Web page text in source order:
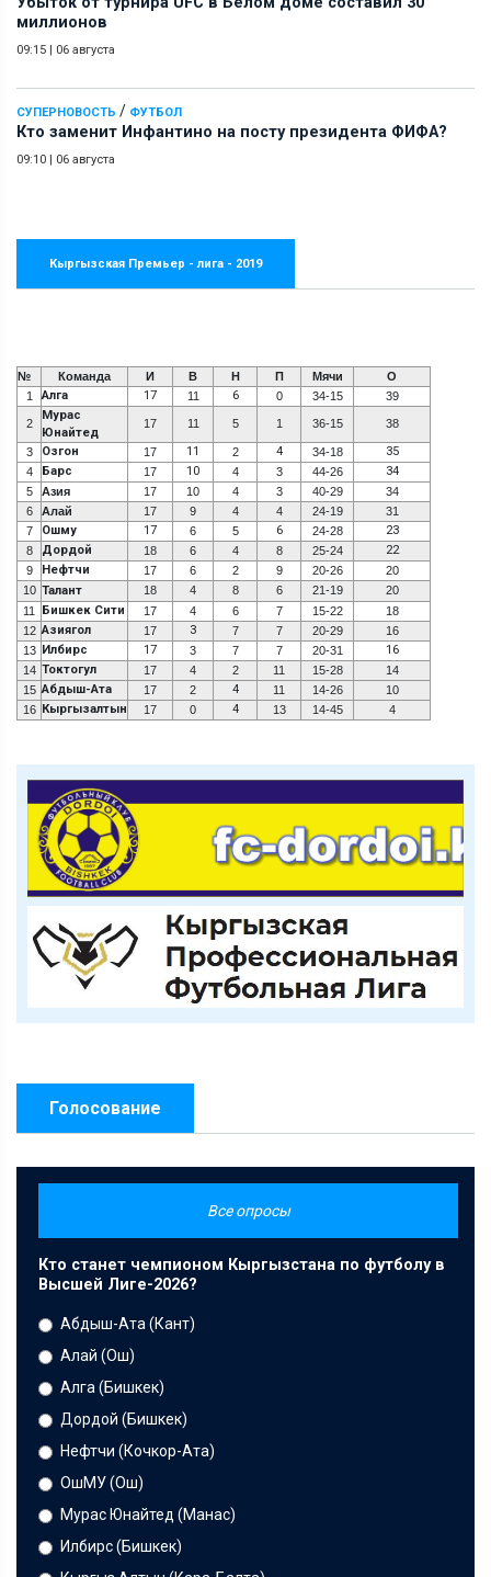
миллионов
09:15 | 06 августа
СУПЕРНОВОСТЬ / ФУТБОЛ
Кто заменит Инфантино на посту президента ФИФА?
09:10 | 06 августа
Кыргызская Премьер - лига - 2019
№ Команда И В Н П Мячи
О
1
Алга 17 11 6 0 34-15 39
2
Мурас
Юнайтед
17 11 5 1 36-15 38
3 Озгон 17 11 2 4 34-18 35
4 Барс 17 10 4 3 44-26 34
5 Азия 17 10 4 3 40-29
34
6
Алай 17 9 4 4 24-19
31
7
Ошму 17 6 5 6 24-28 23
8 Дордой 18 6 4 8 25-24 22
9 Нефтчи 17 6 2 9 20-26
20
10 Талант 18 4 8 6 21-19
20
11
Бишкек Сити 17 4 6 7 15-22
18
12 Азиягол 17 3 7 7 20-29
16
13 Илбирс 17 3 7 7 20-31 16
14 Токтогул 17 4 2 11 15-28
14
15 Абдыш-Ата 17 2 4 11 14-26
10
16 Кыргызалтын 17 0 4 13 14-45 4
Голосование
Все опросы
Кто станет чемпионом Кыргызстана по футболу в
Высшей Лиге-2026?
Абдыш-Ата (Кант)
Алай (Ош)
Алга (Бишкек)
Дордой (Бишкек)
Нефтчи (Кочкор-Ата)
ОшМУ (Ош)
Мурас Юнайтед (Манас)
Илбирс (Бишкек)